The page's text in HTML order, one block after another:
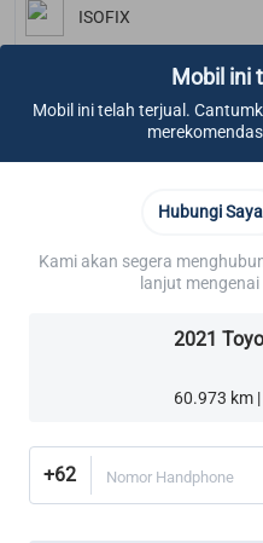
ISOFIX
Sistem Penguncian
Mobil ini
Mobil ini telah terjual.
Hubungi Saya
Kami akan segera
lanjut
60.973 km
+62 Nomor Handphone